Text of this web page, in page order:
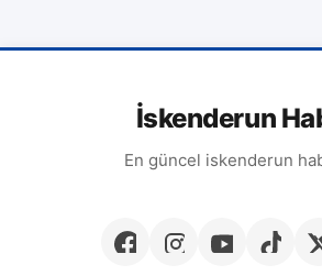
İskenderun
En güncel iskenderun